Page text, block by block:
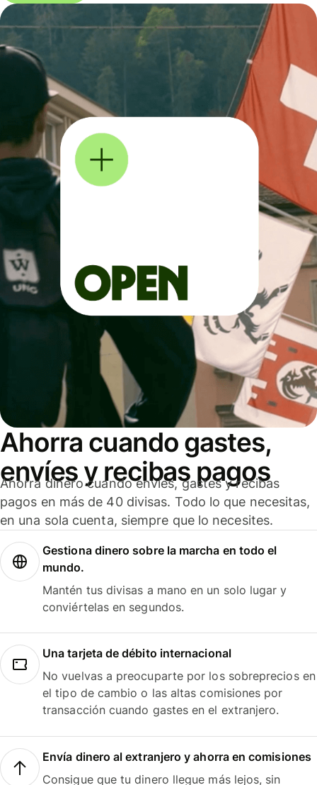
Ahorra cuando gastes,
envíes y recibas pagos
Ahorra dinero cuando envíes, gastes y recibas
pagos en más de 40 divisas. Todo lo que necesitas,
en una sola cuenta, siempre que lo necesites.
Gestiona dinero sobre la marcha en todo el
mundo.
Mantén tus divisas a mano en un solo lugar y
conviértelas en segundos.
Una tarjeta de débito internacional
No vuelvas a preocuparte por los sobreprecios en
el tipo de cambio o las altas comisiones por
transacción cuando gastes en el extranjero.
Envía dinero al extranjero y ahorra en comisiones
Consigue que tu dinero llegue más lejos, sin